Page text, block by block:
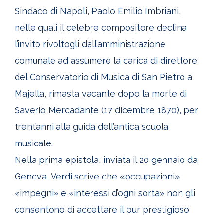
Sindaco di Napoli, Paolo Emilio Imbriani,
nelle quali il celebre compositore declina
l’invito rivoltogli dall’amministrazione
comunale ad assumere la carica di direttore
del Conservatorio di Musica di San Pietro a
Majella, rimasta vacante dopo la morte di
Saverio Mercadante (17 dicembre 1870), per
trent’anni alla guida dell’antica scuola
musicale.
Nella prima epistola, inviata il 20 gennaio da
Genova, Verdi scrive che «occupazioni»,
«impegni» e «interessi d’ogni sorta» non gli
consentono di accettare il pur prestigioso